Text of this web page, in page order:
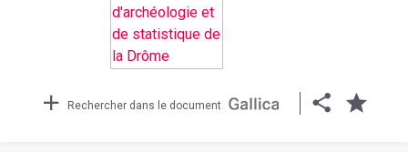
Rechercher dans le document